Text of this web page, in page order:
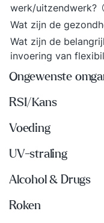
werk/uitzendwerk?
Wat zijn de
Wat zijn de
invoering van
Ongewenste
RSI/Kans
Voeding
UV-straling
Alcohol & Drugs
Roken